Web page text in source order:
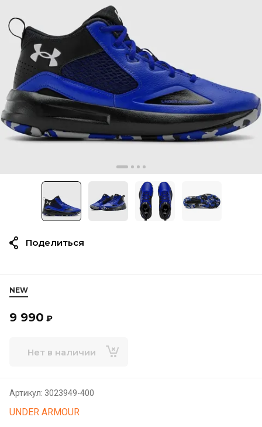
NEW
9 990 ₽
Нет в наличии
Артикул: 3023949-400
UNDER ARMOUR
Поделиться